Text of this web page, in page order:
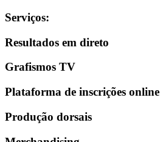
Serviços:
Resultados em direto
Grafismos TV
Plataforma de inscrições online
Produção dorsais